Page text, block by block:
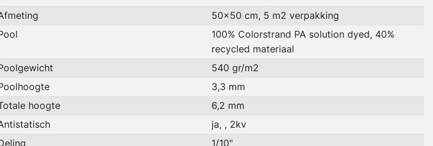
50x50 cm, 5 m2 verpakking
100% Colorstrand PA solution dyed, 40%
recycled materiaal
540 gr/m2
3,3 mm
hoogte
6,2 mm
ja, , 2kv
1/10"